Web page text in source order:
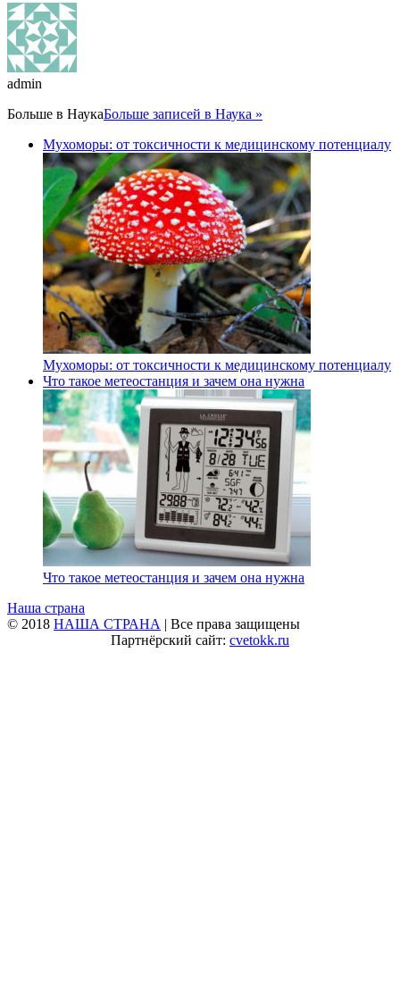
admin
Больше в НаукаБольше записей в Наука »
Мухоморы: от токсичности к медицинскому потенциалу
Мухоморы: от токсичности к медицинскому потенциалу
Что такое метеостанция и зачем она нужна
Что такое метеостанция и зачем она нужна
Наша страна
© 2018 НАША СТРАНА | Все права защищены
Партнёрский сайт: cvetokk.ru